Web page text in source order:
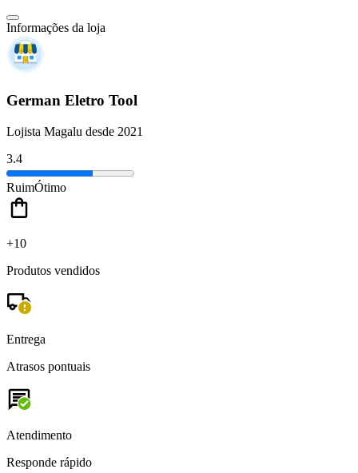
Informações da loja
German Eletro Tool
Lojista Magalu desde 2021
3.4
RuimÓtimo
+10
Produtos vendidos
Entrega
Atrasos pontuais
Atendimento
Responde rápido